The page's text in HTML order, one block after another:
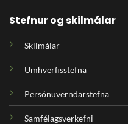
Stefnur og skilmálar
Skilmálar
Umhverfisstefna
Persónuverndarstefna
Samfélagsverkefni